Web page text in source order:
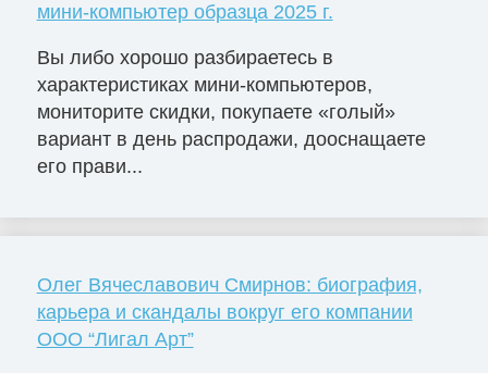
мини-компьютер образца 2025 г.
Вы либо хорошо разбираетесь в
характеристиках мини-компьютеров,
мониторите скидки, покупаете «голый»
вариант в день распродажи, дооснащаете
его прави...
Олег Вячеславович Смирнов: биография,
карьера и скандалы вокруг его компании
ООО “Лигал Арт”